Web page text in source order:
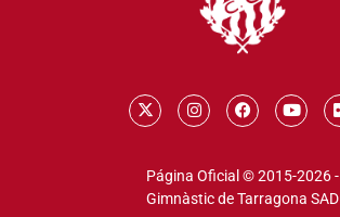
Página Oficial © 2015-2026 -
Gimnàstic de Tarragona SAD